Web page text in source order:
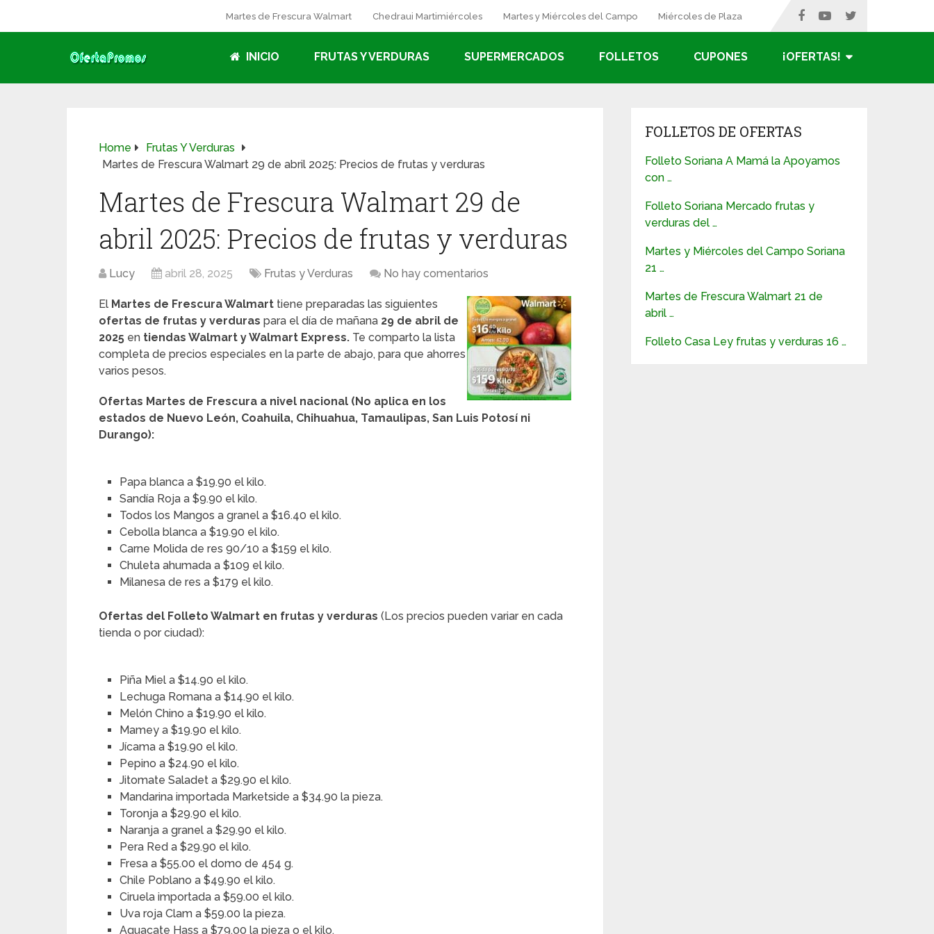
Martes de Frescura Walmart Chedraui Martimiércoles Martes y Miércoles del Campo Miércoles de Plaza
INICIO FRUTAS Y VERDURAS SUPERMERCADOS FOLLETOS CUPONES ¡OFERTAS!
Home
Frutas Y Verduras
Martes de Frescura Walmart 29 de abril 2025: Precios de frutas y verduras
Martes de Frescura Walmart 29 de
abril 2025: Precios de frutas y verduras
Lucy abril 28, 2025 Frutas y Verduras No hay comentarios
El Martes de Frescura Walmart tiene preparadas las siguientes
ofertas de frutas y verduras para el día de mañana 29 de abril de
2025 en tiendas Walmart y Walmart Express. Te comparto la lista
completa de precios especiales en la parte de abajo, para que ahorres
varios pesos.
Ofertas Martes de Frescura a nivel nacional (No aplica en los
estados de Nuevo León, Coahuila, Chihuahua, Tamaulipas, San Luis Potosí ni
Durango):
Papa blanca a $19.90 el kilo.
Sandía Roja a $9.90 el kilo.
Todos los Mangos a granel a $16.40 el kilo.
Cebolla blanca a $19.90 el kilo.
Carne Molida de res 90/10 a $159 el kilo.
Chuleta ahumada a $109 el kilo.
Milanesa de res a $179 el kilo.
Ofertas del Folleto Walmart en frutas y verduras (Los precios pueden variar en cada
tienda o por ciudad):
Piña Miel a $14.90 el kilo.
Lechuga Romana a $14.90 el kilo.
Melón Chino a $19.90 el kilo.
Mamey a $19.90 el kilo.
Jícama a $19.90 el kilo.
Pepino a $24.90 el kilo.
Jitomate Saladet a $29.90 el kilo.
Mandarina importada Marketside a $34.90 la pieza.
Toronja a $29.90 el kilo.
Naranja a granel a $29.90 el kilo.
Pera Red a $29.90 el kilo.
Fresa a $55.00 el domo de 454 g.
Chile Poblano a $49.90 el kilo.
Ciruela importada a $59.00 el kilo.
Uva roja Clam a $59.00 la pieza.
Aguacate Hass a $79.00 la pieza o el kilo.
FOLLETOS DE OFERTAS
Folleto Soriana A Mamá la Apoyamos
con …
Folleto Soriana Mercado frutas y
verduras del …
Martes y Miércoles del Campo Soriana
21 …
Martes de Frescura Walmart 21 de
abril …
Folleto Casa Ley frutas y verduras 16 …